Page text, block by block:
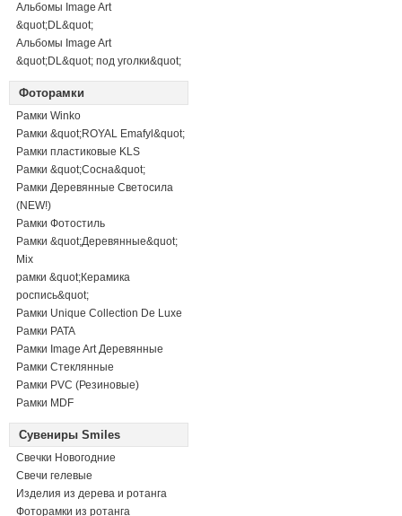
Альбомы Image Art
&quot;DL&quot;
Альбомы Image Art
&quot;DL&quot; под уголки&quot;
Фоторамки
Рамки Winko
Рамки &quot;ROYAL Emafyl&quot;
Рамки пластиковые KLS
Рамки &quot;Сосна&quot;
Рамки Деревянные Светосила
(NEW!)
Рамки Фотостиль
Рамки &quot;Деревянные&quot;
Mix
рамки &quot;Керамика
роспись&quot;
Рамки Unique Collection De Luxe
Рамки PATA
Рамки Image Art Деревянные
Рамки Стеклянные
Рамки PVC (Резиновые)
Рамки MDF
Сувениры Smiles
Свечки Новогодние
Свечи гелевые
Изделия из дерева и ротанга
Фоторамки из ротанга